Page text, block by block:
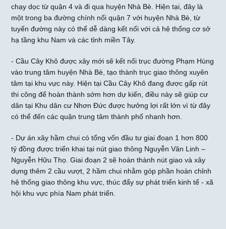
chạy dọc từ quận 4 và đi qua huyện Nhà Bè. Hiện tại, đây là
một trong ba đường chính nối quận 7 với huyện Nhà Bè, từ
tuyến đường này có thể dễ dàng kết nối với cả hệ thống cơ sở
hạ tầng khu Nam và các tỉnh miền Tây.
- Cầu Cây Khô được xây mới sẽ kết nối trục đường Phạm Hùng
vào trung tâm huyện Nhà Bè, tạo thành trục giao thông xuyên
tâm tại khu vực này. Hiện tại Cầu Cây Khô đang được gấp rút
thi công để hoàn thành sớm hơn dự kiến, điều này sẽ giúp cư
dân tại Khu dân cư Nhơn Đức được hưởng lợi rất lớn vì từ đây
có thể đến các quận trung tâm thành phố nhanh hơn.
- Dự án xây hầm chui có tổng vốn đầu tư giai đoạn 1 hơn 800
tỷ đồng được triển khai tại nút giao thông Nguyễn Văn Linh –
Nguyễn Hữu Thọ. Giai đoạn 2 sẽ hoàn thành nút giao và xây
dựng thêm 2 cầu vượt, 2 hầm chui nhằm góp phần hoàn chỉnh
hệ thống giao thông khu vực, thúc đẩy sự phát triển kinh tế - xã
hội khu vực phía Nam phát triển.